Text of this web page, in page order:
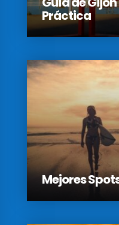
Práctica
Mejores